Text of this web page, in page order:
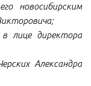
система»
новосибирским
лице директора
Александра